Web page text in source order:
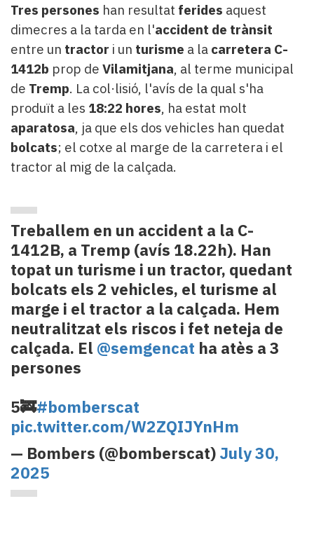
Pallars
Contingut
patrocinat
més
llegit...
Editorial
Tres persones han resultat ferides aquest
dimecres a la tarda en l'accident de trànsit
entre un tractor i un turisme a la carretera C-
1412b prop de Vilamitjana, al terme municipal
de Tremp. La col·lisió, l'avís de la qual s'ha
produït a les 18:22 hores, ha estat molt
aparatosa, ja que els dos vehicles han quedat
bolcats; el cotxe al marge de la carretera i el
tractor al mig de la calçada.
Treballem en un accident a la C-
1412B, a Tremp (avís 18.22h). Han
topat un turisme i un tractor, quedant
bolcats els 2 vehicles, el turisme al
marge i el tractor a la calçada. Hem
neutralitzat els riscos i fet neteja de
calçada. El @semgencat ha atès a 3
persones
5🚒#bomberscat
pic.twitter.com/W2ZQIJYnHm
— Bombers (@bomberscat) July 30,
2025